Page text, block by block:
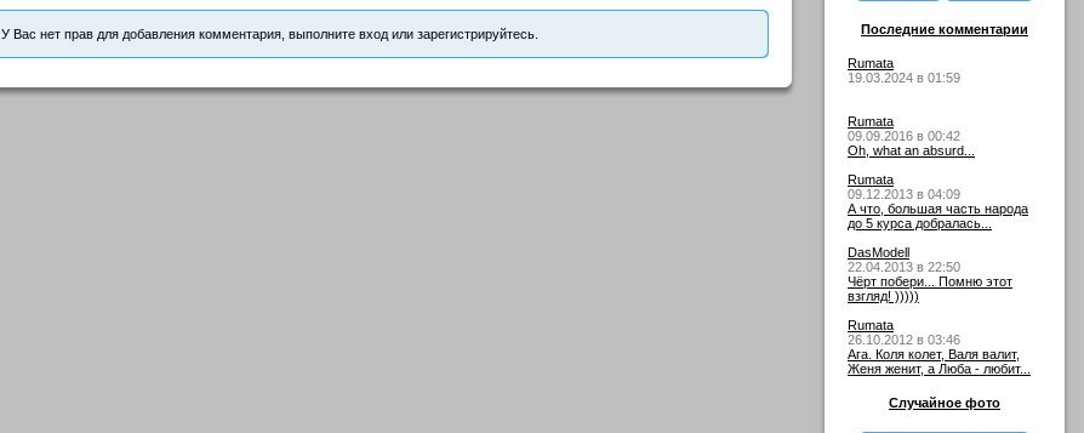
У Вас нет прав для добавления комментария, выполните вход или зарегистрируйтесь. Последние комментарии
Rumata
19.03.2024 в 01:59
Rumata
09.09.2016 в 00:42
Oh, what an absurd...
Rumata
09.12.2013 в 04:09
А что, большая часть народа
до 5 курса добралась...
DasModell
22.04.2013 в 22:50
Чёрт побери... Помню этот
взгляд! )))))
Rumata
26.10.2012 в 03:46
Ага. Коля колет, Валя валит,
Женя женит, а Люба - любит...
Случайное фото